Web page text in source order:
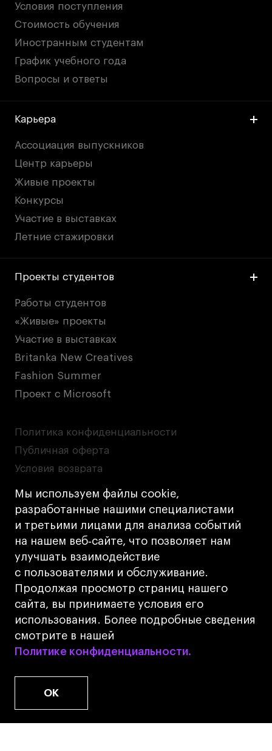
Мы используем файлы cookie,
разработанные нашими специалистами
и третьими лицами для анализа событий
на нашем веб‑сайте, что позволяет нам
улучшать взаимодействие
с пользователями и обслуживание.
Продолжая просмотр страниц нашего
сайта, вы принимаете условия его
использования. Более подробные сведения
смотрите в нашей
Политике конфиденциальности.
Политике конфиденциальности.
OK
Условия поступления
Стоимость обучения
Иностранным студентам
График учебного года
Вопросы и ответы
Карьера
Ассоциация выпускников
Центр карьеры
Живые проекты
Конкурсы
Участие в выставках
Летние стажировки
Проекты студентов
Работы студентов
«Живые» проекты
Участие в выставках
Britanka New Creatives
Fashion Summer
Проект с Microsoft
© 2026 БВШД
Политика конфиденциальности
Публичная оферта
Условия возврата
Кредит на образование с господдержкой
Лицензия на осуществление образовательной
деятельности АНО ВО «Универсальный
Университет»
Карта сайта
Дизайн
Разработка